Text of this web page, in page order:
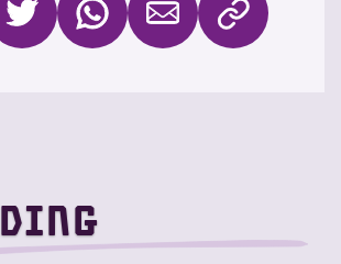
munt, fijn gesneden
Korianderblaadjes naar
Tan Sweet Chilli Sauce